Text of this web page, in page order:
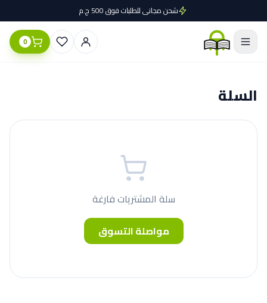
شحن مجاني للطلبات فوق 500 ج.م
0
السلة
سلة المشتريات فارغة
مواصلة التسوق